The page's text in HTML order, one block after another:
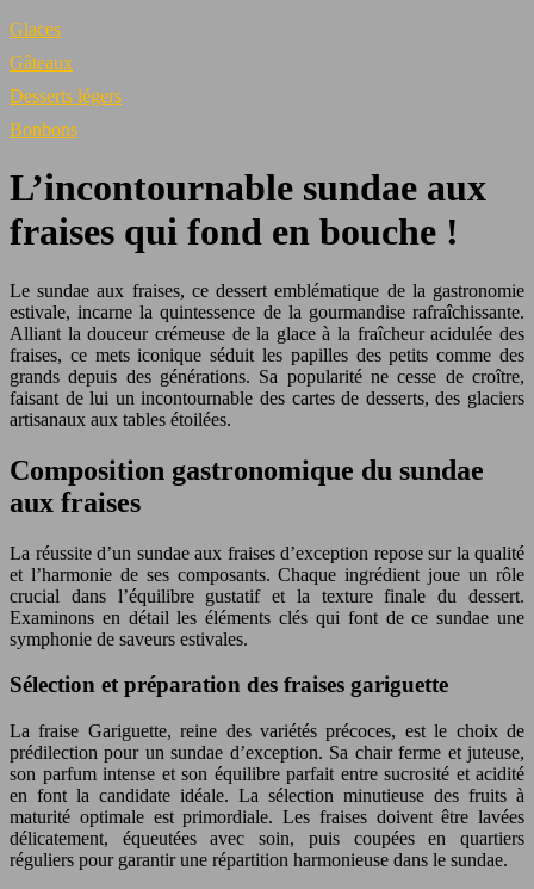
Glaces
Gâteaux
Desserts légers
Bonbons
L’incontournable sundae aux
fraises qui fond en bouche !
Le sundae aux fraises, ce dessert emblématique de la gastronomie
estivale, incarne la quintessence de la gourmandise rafraîchissante.
Alliant la douceur crémeuse de la glace à la fraîcheur acidulée des
fraises, ce mets iconique séduit les papilles des petits comme des
grands depuis des générations. Sa popularité ne cesse de croître,
faisant de lui un incontournable des cartes de desserts, des glaciers
artisanaux aux tables étoilées.
Composition gastronomique du sundae
aux fraises
La réussite d’un sundae aux fraises d’exception repose sur la qualité
et l’harmonie de ses composants. Chaque ingrédient joue un rôle
crucial dans l’équilibre gustatif et la texture finale du dessert.
Examinons en détail les éléments clés qui font de ce sundae une
symphonie de saveurs estivales.
Sélection et préparation des fraises gariguette
La fraise Gariguette, reine des variétés précoces, est le choix de
prédilection pour un sundae d’exception. Sa chair ferme et juteuse,
son parfum intense et son équilibre parfait entre sucrosité et acidité
en font la candidate idéale. La sélection minutieuse des fruits à
maturité optimale est primordiale. Les fraises doivent être lavées
délicatement, équeutées avec soin, puis coupées en quartiers
réguliers pour garantir une répartition harmonieuse dans le sundae.